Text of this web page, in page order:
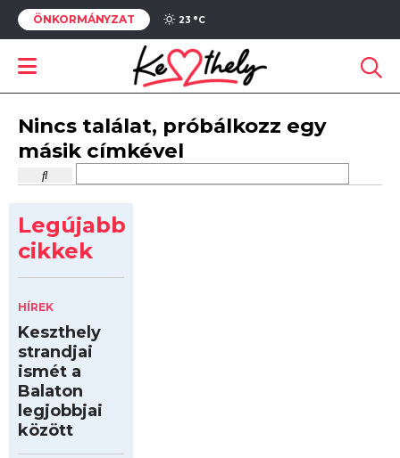
ÖNKORMÁNYZAT 23 °C
Nincs találat, próbálkozz egy
másik címkével
Legújabb
cikkek
HÍREK
Keszthely
strandjai
ismét a
Balaton
legjobbjai
között